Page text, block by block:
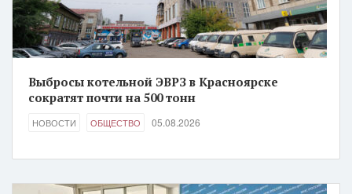
Выбросы котельной ЭВРЗ в Красноярске
сократят почти на 500 тонн
НОВОСТИ ОБЩЕСТВО 05.08.2026